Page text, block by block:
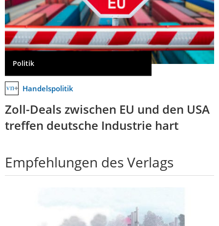
Politik
Handelspolitik
Zoll-Deals zwischen EU und den USA
treffen deutsche Industrie hart
Empfehlungen des Verlags